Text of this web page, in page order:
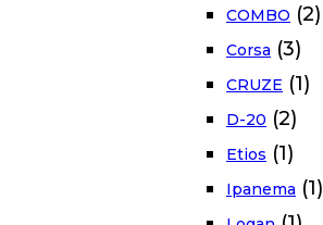
COMBO (2)
Corsa (3)
CRUZE (1)
D-20 (2)
Etios (1)
Ipanema (1)